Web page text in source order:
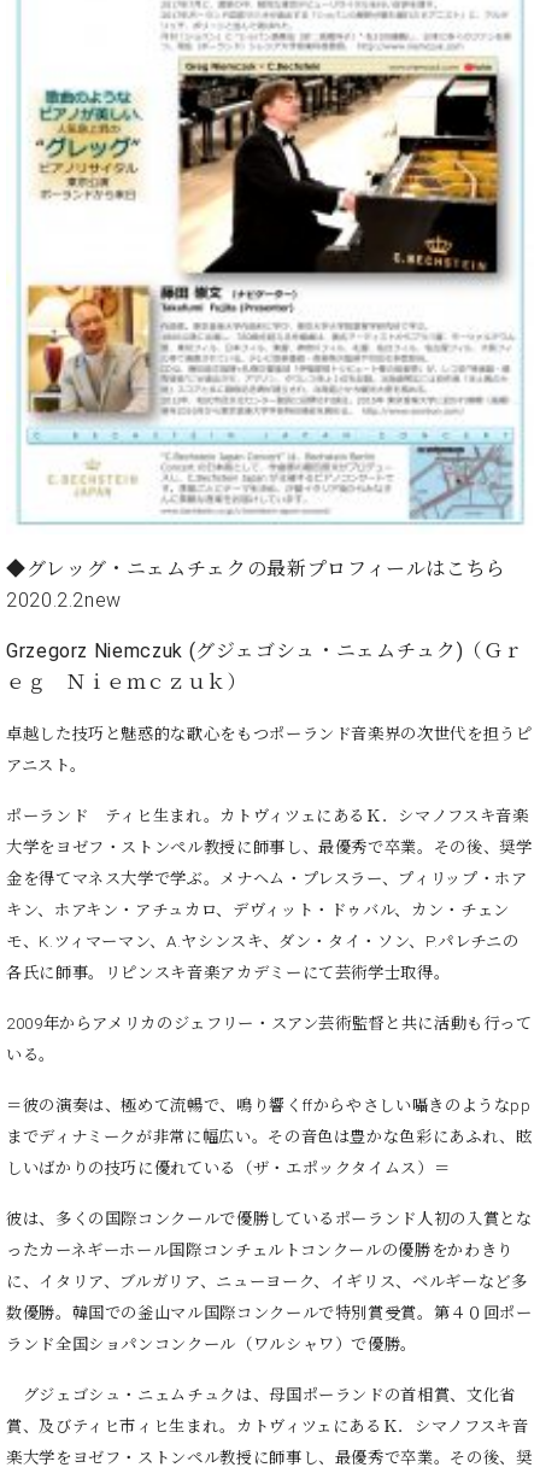
ン
W.
ホ
ヴ
ィ
ジ
ョ
ン
C.BECHSTEIN
Digital(ベ
ュ
ン
デ
タ
フ
ご
挨
拶
紹
介
展示
情報
【ユ
ーロ
ピア
ノ特
選中
古】
ベ
ン
情
報
王
子
房
ブ
ロ
グ
ク
セ
お
合
わ
せ
ー
テ
ィ
ト
ス
タ
◆グレッグ・ニェムチェクの最新プロフィールはこちら
2020.2.2new
Grzegorz Niemczuk (グジェゴシュ・ニェムチュク ) （Ｇｒ
ｅｇ Ｎｉｅｍｃｚｕｋ）
卓越した技巧と魅惑的な歌心をもつポーランド音楽界の次世代を担うピ
アニスト。
ポーランド ティヒ生まれ。カトヴィツェにあるＫ．シマノフスキ音楽
大学をヨゼフ・ストンペル教授に師事し、最優秀で卒業。その後、奨学
金を得てマネス大学で学ぶ。メナヘム・プレスラー、プィリップ・ホア
キン、ホアキン・アチュカロ、デヴィット・ドゥバル、カン・チェン
モ、K.ツィマーマン、A.ヤシンスキ、ダン・タイ・ソン、P.パレチニの
各氏に師事。リピンスキ音楽アカデミーにて芸術学士取得。
2009年からアメリカのジェフリー・スアン芸術監督と共に活動も行って
いる。
＝彼の演奏は、極めて流暢で、鳴り響くffからやさしい囁きのようなpp
までディナミークが非常に幅広い。その音色は豊かな色彩にあふれ、眩
しいばかりの技巧に優れている（ザ・エポックタイムス）＝
彼は、多くの国際コンクールで優勝しているポーランド人初の入賞とな
ったカーネギーホール国際コンチェルトコンクールの優勝をかわきり
に、イタリア、ブルガリア、ニューヨーク、イギリス、ベルギーなど多
数優勝。韓国での釜山マル国際コンクールで特別賞受賞。第４０回ポー
ランド全国ショパンコンクール（ワルシャワ）で優勝。
グジェゴシュ・ニェムチュクは、母国ポーランドの首相賞、文化省
賞、及びティヒ市ィヒ生まれ。カトヴィツェにあるＫ．シマノフスキ音
楽大学をヨゼフ・ストンペル教授に師事し、最優秀で卒業。その後、奨